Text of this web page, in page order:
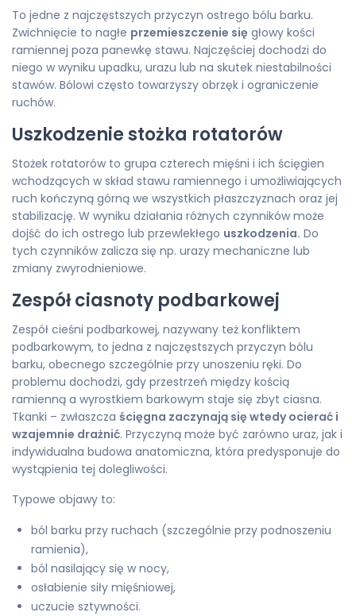
To jedne z najczęstszych przyczyn ostrego bólu barku.
Zwichnięcie to nagłe przemieszczenie się głowy kości
ramiennej poza panewkę stawu. Najczęściej dochodzi do
niego w wyniku upadku, urazu lub na skutek niestabilności
stawów. Bólowi często towarzyszy obrzęk i ograniczenie
ruchów.
Uszkodzenie stożka rotatorów
Stożek rotatorów to grupa czterech mięśni i ich ścięgien
wchodzących w skład stawu ramiennego i umożliwiających
ruch kończyną górną we wszystkich płaszczyznach oraz jej
stabilizację. W wyniku działania różnych czynników może
dojść do ich ostrego lub przewlekłego uszkodzenia. Do
tych czynników zalicza się np. urazy mechaniczne lub
zmiany zwyrodnieniowe.
Zespół ciasnoty podbarkowej
Zespół cieśni podbarkowej, nazywany też konfliktem
podbarkowym, to jedna z najczęstszych przyczyn bólu
barku, obecnego szczególnie przy unoszeniu ręki. Do
problemu dochodzi, gdy przestrzeń między kością
ramienną a wyrostkiem barkowym staje się zbyt ciasna.
Tkanki – zwłaszcza ścięgna zaczynają się wtedy ocierać i
wzajemnie drażnić. Przyczyną może być zarówno uraz, jak i
indywidualna budowa anatomiczna, która predysponuje do
wystąpienia tej dolegliwości.
Typowe objawy to:
ból barku przy ruchach (szczególnie przy podnoszeniu
ramienia),
ból nasilający się w nocy,
osłabienie siły mięśniowej,
uczucie sztywności.